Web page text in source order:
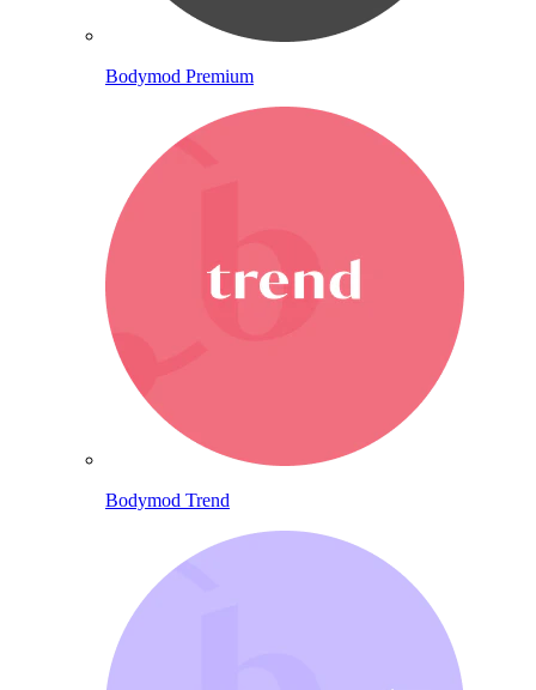
Bodymod Premium
Bodymod Trend